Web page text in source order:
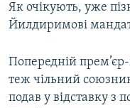
Як очікують, уже
Йилдиримові
Попередній
теж чільний
подав у відставку з